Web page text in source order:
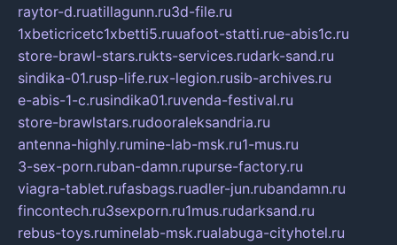
raytor-d.ruatillagunn.ru3d-file.ru
1xbeticricetc1xbetti5.ruuafoot-statti.rue-abis1c.ru
store-brawl-stars.rukts-services.rudark-sand.ru
sindika-01.rusp-life.rux-legion.rusib-archives.ru
e-abis-1-c.rusindika01.ruvenda-festival.ru
store-brawlstars.rudooraleksandria.ru
antenna-highly.rumine-lab-msk.ru1-mus.ru
3-sex-porn.ruban-damn.rupurse-factory.ru
viagra-tablet.rufasbags.ruadler-jun.rubandamn.ru
fincontech.ru3sexporn.ru1mus.rudarksand.ru
rebus-toys.ruminelab-msk.rualabuga-cityhotel.ru